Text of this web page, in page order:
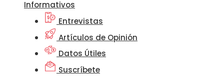
Informativos
Entrevistas
Artículos de Opinión
Datos Útiles
Suscríbete